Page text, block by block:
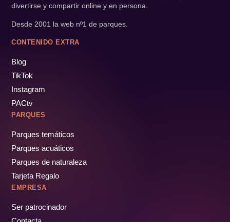
divertirse y compartir online y en persona.
Desde 2001 la web nº1 de parques.
CONTENIDO EXTRA
Blog
TikTok
Instagram
PACtv
PARQUES
Parques temáticos
Parques acuáticos
Parques de naturaleza
Tarjeta Regalo
EMPRESA
Ser patrocinador